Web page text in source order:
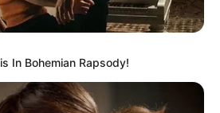
In Bohemian Rapsody!